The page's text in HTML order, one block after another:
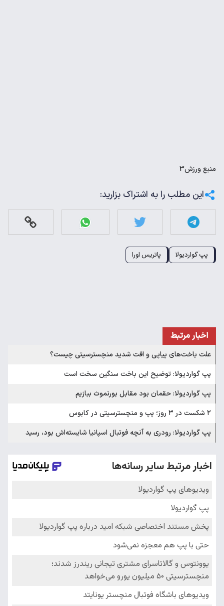
منبعورزش3
این مطلب را به اشتراک بزارید:
پپ گواردیولا پاتریس اورا
اخبار مرتبط
علت باخت‌های پیاپی و افت شدید منچسترسیتی چیست؟
پپ گواردیولا: توضیح این باخت‌ سنگین سخت است
پپ گواردیولا: حقمان بود مقابل بورنموث ببازیم
۲ شکست در ۳ روز؛ پپ و منچسترسیتی در کابوس
پپ گواردیولا: رودری به آنچه فوتبال اسپانیا شایسته‌اش بود، رسید